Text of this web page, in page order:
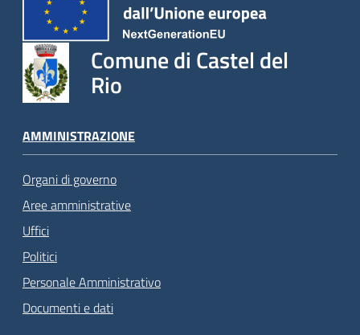
Comune di Castel del
Rio
AMMINISTRAZIONE
Organi di governo
Aree amministrative
Uffici
Politici
Personale Amministrativo
Documenti e dati